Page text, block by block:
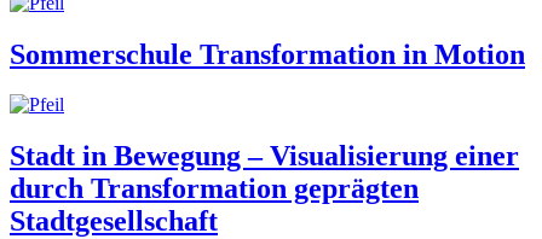
Sommerschule Transformation in Motion
Stadt in Bewegung – Visualisierung einer
durch Transformation geprägten
Stadtgesellschaft